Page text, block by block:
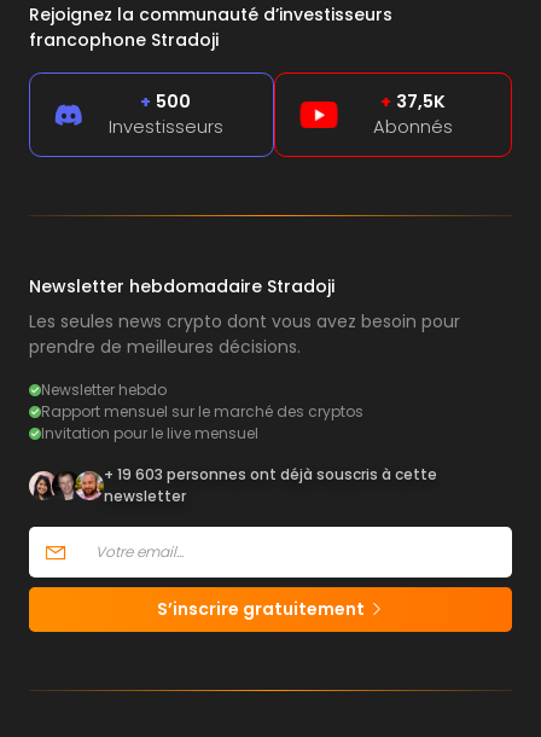
Rejoignez la communauté d’investisseurs
francophone Stradoji
+ 500
Investisseurs
+ 37,5K
Abonnés
Newsletter hebdomadaire Stradoji
Les seules news crypto dont vous avez besoin pour
prendre de meilleures décisions.
Newsletter hebdo
Rapport mensuel sur le marché des cryptos
Invitation pour le live mensuel
+ 19 603 personnes ont déjà souscris à cette
newsletter
S’inscrire gratuitement